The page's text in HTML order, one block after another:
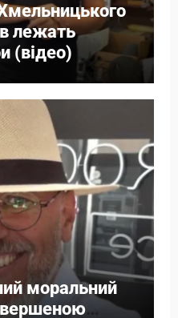
лежать
(відео)
моральний